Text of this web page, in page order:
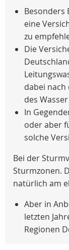
Besonders
eine
zu
Die
dabei
des
In
oder aber
solche
Bei der
Sturmzonen.
natürlich am
Aber in
letzten
Regionen